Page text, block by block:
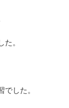
。
でした。